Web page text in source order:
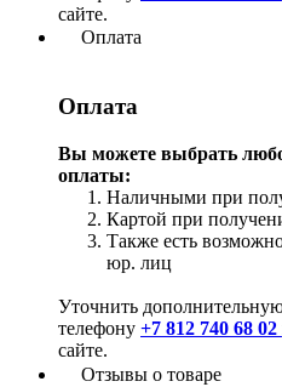
сайте.
Оплата
Оплата
Вы можете выбрать
оплаты:
Наличными при
Картой при
Также есть
юр. лиц
Уточнить
телефону +7 812 740 68 02
сайте.
Отзывы о товаре